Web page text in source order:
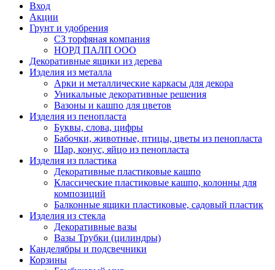
Вход
Акции
Грунт и удобрения
СЗ торфяная компания
НОРД ПАЛП ООО
Декоративные ящики из дерева
Изделия из металла
Арки и металлические каркасы для декора
Уникальные декоративные решения
Вазоны и кашпо для цветов
Изделия из пенопласта
Буквы, слова, цифры
Бабочки, животные, птицы, цветы из пенопласта
Шар, конус, яйцо из пенопласта
Изделия из пластика
Декоративные пластиковые кашпо
Классические пластиковые кашпо, колонны для
композиций
Балконные ящики пластиковые, садовый пластик
Изделия из стекла
Декоративные вазы
Вазы Трубки (цилиндры)
Канделябры и подсвечники
Корзины